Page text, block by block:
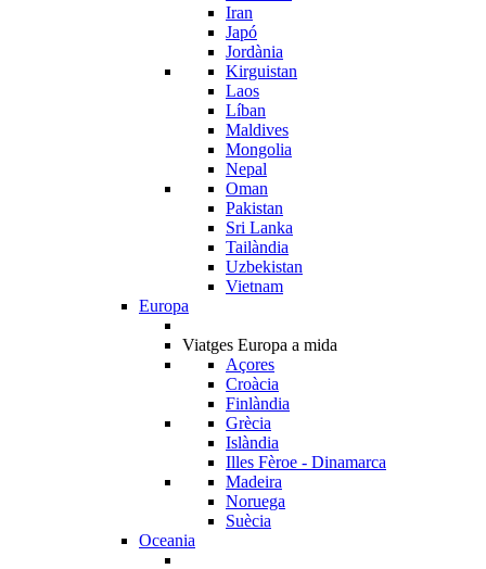
Iran
Japó
Jordània
Kirguistan
Laos
Líban
Maldives
Mongolia
Nepal
Oman
Pakistan
Sri Lanka
Tailàndia
Uzbekistan
Vietnam
Europa
Viatges Europa a mida
Açores
Croàcia
Finlàndia
Grècia
Islàndia
Illes Fèroe - Dinamarca
Madeira
Noruega
Suècia
Oceania